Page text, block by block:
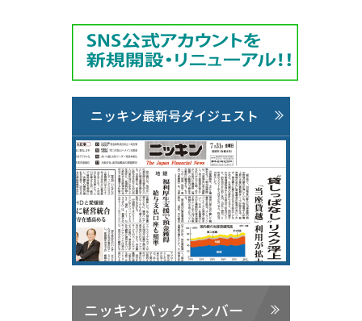
ニッキン最新号ダイジェスト
ニッキンバックナンバー